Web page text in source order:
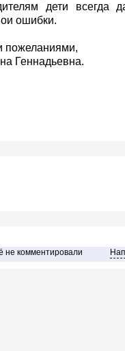
дети всегда
ошибки.
пожеланиями,
Геннадьевна.
не комментировали